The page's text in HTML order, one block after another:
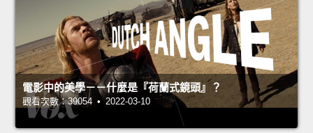
電影中的美學－－什麼是『荷蘭式鏡頭』？
觀看次數：39054 • 2022-03-10